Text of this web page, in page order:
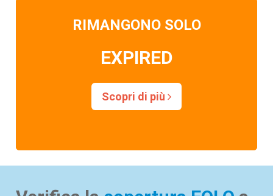
RIMANGONO SOLO
EXPIRED
Scopri di più